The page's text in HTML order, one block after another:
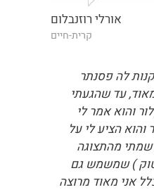
אורלי רוזנבלום
קרית-חיים
לה פסנתר
מאוד, עד שהגעתי
והוא אמר לי
הציע לי על
מהתצוגה
) שמשמש גם
אני מאוד מרוצה